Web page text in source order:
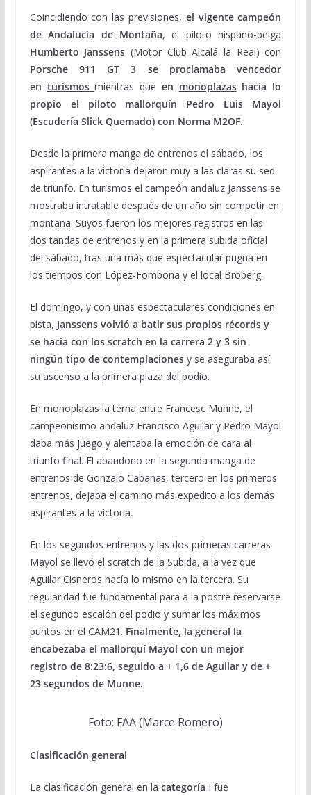
Coincidiendo con las previsiones, el vigente campeón
de Andalucía de Montaña, el piloto hispano-belga
Humberto Janssens (Motor Club Alcalá la Real) con
Porsche 911 GT 3 se proclamaba vencedor
en turismos mientras que en monoplazashacía lo
propio el piloto mallorquín Pedro Luis Mayol
(Escudería Slick Quemado) con Norma M2OF.
Desde la primera manga de entrenos el sábado, los
aspirantes a la victoria dejaron muy a las claras su sed
de triunfo. En turismos el campeón andaluz Janssens se
mostraba intratable después de un año sin competir en
montaña. Suyos fueron los mejores registros en las
dos tandas de entrenos y en la primera subida oficial
del sábado, tras una más que espectacular pugna en
los tiempos con López-Fombona y el local Broberg.
El domingo, y con unas espectaculares condiciones en
pista, Janssens volvió a batir sus propios récords y
se hacía con los scratch en la carrera 2 y 3 sin
ningún tipo de contemplacionesy se aseguraba así
su ascenso a la primera plaza del podio.
En monoplazas la terna entre Francesc Munne, el
campeonísimo andaluz Francisco Aguilar y Pedro Mayol
daba más juego y alentaba la emoción de cara al
triunfo final. El abandono en la segunda manga de
entrenos de Gonzalo Cabañas, tercero en los primeros
entrenos, dejaba el camino más expedito a los demás
aspirantes a la victoria.
En los segundos entrenos y las dos primeras carreras
Mayol se llevó el scratch de la Subida, a la vez que
Aguilar Cisneros hacía lo mismo en la tercera. Su
regularidad fue fundamental para a la postre reservarse
el segundo escalón del podio y sumar los máximos
puntos en el CAM21. Finalmente, la general la
encabezaba el mallorquí Mayol con un mejor
registro de 8:23:6, seguido a + 1,6 de Aguilar y de +
23 segundos de Munne.
Foto: FAA (Marce Romero)
Clasificación general
La clasificación general en la categoría I fue